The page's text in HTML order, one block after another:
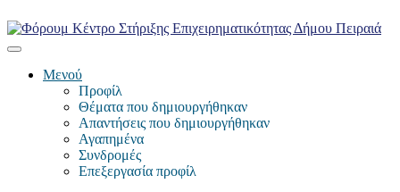
Μενού
Προφίλ
Θέματα που δημιουργήθηκαν
Απαντήσεις που δημιουργήθηκαν
Αγαπημένα
Συνδρομές
Επεξεργασία προφίλ